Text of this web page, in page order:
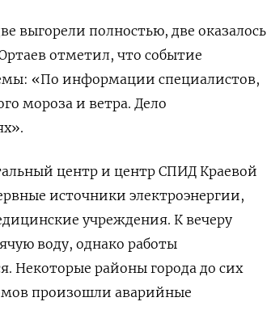
выгорели полностью, две оказалось
отметил, что событие
«По информации специалистов,
мороза и ветра. Дело
центр и центр СПИД Краевой
источники электроэнергии,
учреждения. К вечеру
воду, однако работы
Некоторые районы города до сих
произошли аварийные